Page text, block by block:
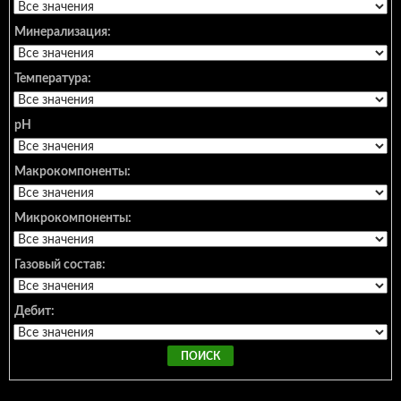
Минерализация:
Температура:
pH
Макрокомпоненты:
Микрокомпоненты:
Газовый состав:
Дебит: